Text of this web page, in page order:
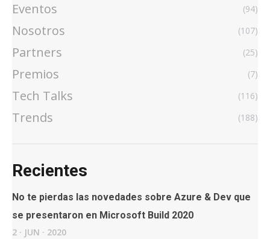
Eventos (94)
Nosotros (107)
Partners (25)
Premios (7)
Tech Talks (116)
Trends (188)
Recientes
No te pierdas las novedades sobre Azure & Dev que
se presentaron en Microsoft Build 2020
2 · JUN · 2020